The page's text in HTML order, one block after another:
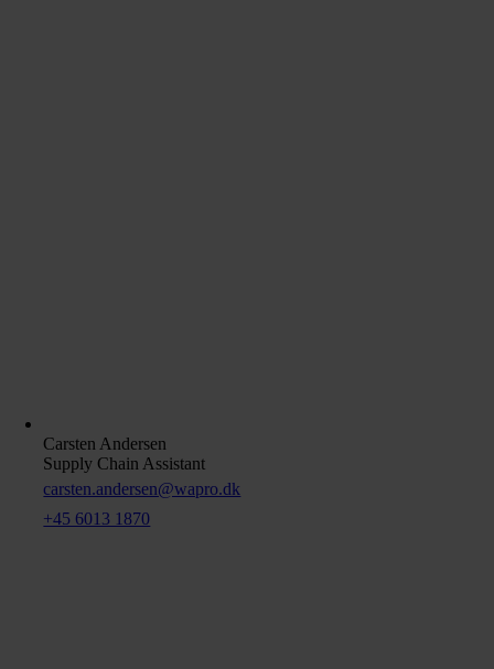
Carsten Andersen
Supply Chain Assistant
carsten.andersen@wapro.dk
+45 6013 1870